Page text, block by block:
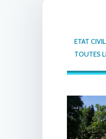
ETAT CIVIL
TOUTES